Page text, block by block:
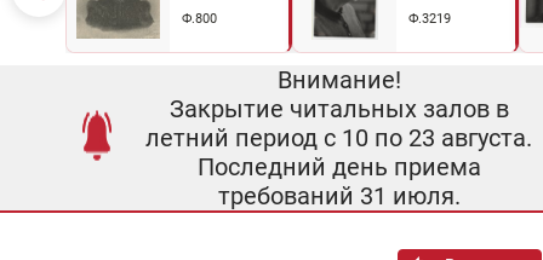
Ф.800 Ф.3219
Внимание!
Закрытие читальных залов в
летний период с 10 по 23 августа.
Последний день приема
требований 31 июля.